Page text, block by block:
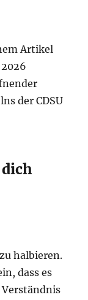
Artikel
der CDSU
halbieren.
dass es